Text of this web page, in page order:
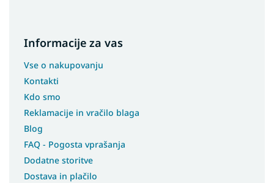
Informacije za vas
Vse o nakupovanju
Kontakti
Kdo smo
Reklamacije in vračilo blaga
Blog
FAQ - Pogosta vprašanja
Dodatne storitve
Dostava in plačilo